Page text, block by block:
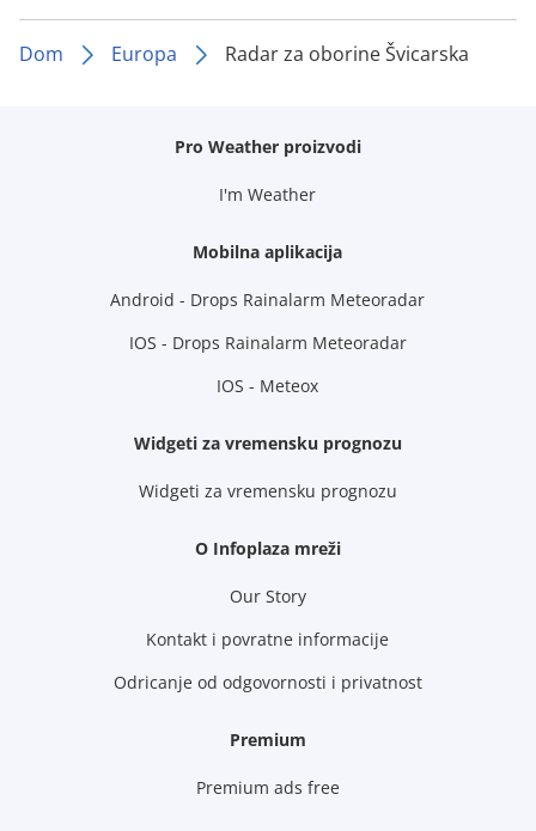
Dom Europa Radar za oborine Švicarska
Pro Weather proizvodi
I'm Weather
Mobilna aplikacija
Android - Drops Rainalarm Meteoradar
IOS - Drops Rainalarm Meteoradar
IOS - Meteox
Widgeti za vremensku prognozu
Widgeti za vremensku prognozu
O Infoplaza mreži
Our Story
Kontakt i povratne informacije
Odricanje od odgovornosti i privatnost
Premium
Premium ads free